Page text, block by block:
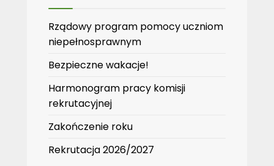
Rządowy program pomocy uczniom
niepełnosprawnym
Bezpieczne wakacje!
Harmonogram pracy komisji
rekrutacyjnej
Zakończenie roku
Rekrutacja 2026/2027